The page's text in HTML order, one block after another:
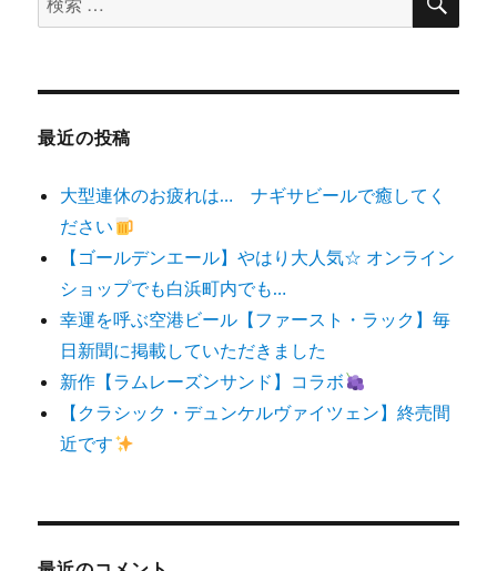
索
象:
最近の投稿
大型連休のお疲れは… ナギサビールで癒してく
ださい
【ゴールデンエール】やはり大人気☆ オンライン
ショップでも白浜町内でも…
幸運を呼ぶ空港ビール【ファースト・ラック】毎
日新聞に掲載していただきました
新作【ラムレーズンサンド】コラボ
【クラシック・デュンケルヴァイツェン】終売間
近です